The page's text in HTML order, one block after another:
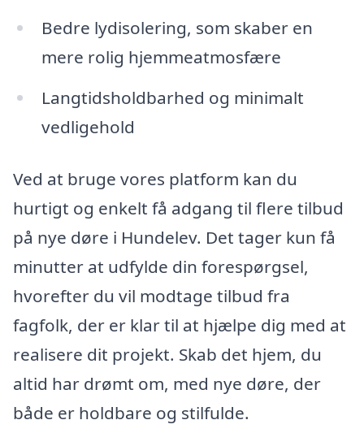
Bedre lydisolering, som skaber en
mere rolig hjemmeatmosfære
Langtidsholdbarhed og minimalt
vedligehold
Ved at bruge vores platform kan du
hurtigt og enkelt få adgang til flere tilbud
på nye døre i Hundelev. Det tager kun få
minutter at udfylde din forespørgsel,
hvorefter du vil modtage tilbud fra
fagfolk, der er klar til at hjælpe dig med at
realisere dit projekt. Skab det hjem, du
altid har drømt om, med nye døre, der
både er holdbare og stilfulde.